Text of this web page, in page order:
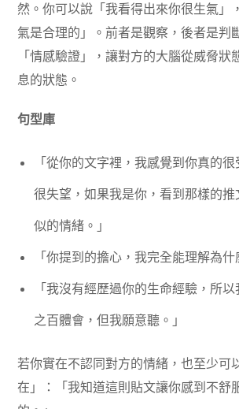
然。你可以說「我看得出來你很生氣」
氣是合理的」。前者是觀察，後者是判
「情感驗證」，讓對方的大腦從威脅狀
息的狀態。
句型庫
「從你的文字裡，我感覺到你真的
很失望，如果我是你，看到那樣的
似的情緒。」
「你提到的擔心，我完全能理解為什
「我沒有經歷過你的生命經驗，所
之百體會，但我願意聽。」
若你實在不認同對方的情緒，也至少可
在」：「我知道這則貼文讓你感到不舒